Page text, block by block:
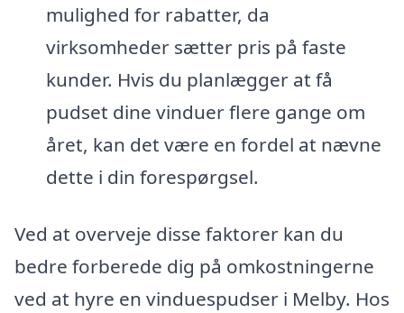
mulighed for rabatter, da
virksomheder sætter pris på faste
kunder. Hvis du planlægger at få
pudset dine vinduer flere gange om
året, kan det være en fordel at nævne
dette i din forespørgsel.
Ved at overveje disse faktorer kan du
bedre forberede dig på omkostningerne
ved at hyre en vinduespudser i Melby. Hos